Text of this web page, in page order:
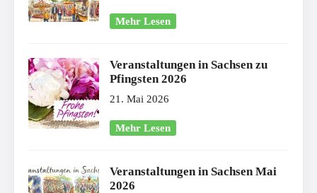
Mehr Lesen
Veranstaltungen in Sachsen zu
Pfingsten 2026
21. Mai 2026
Mehr Lesen
Veranstaltungen in Sachsen Mai
2026